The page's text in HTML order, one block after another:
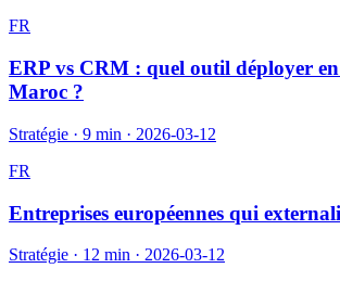
FR
ERP vs CRM : quel outil déployer
Maroc ?
Stratégie · 9 min · 2026-03-12
FR
Entreprises européennes qui
Stratégie · 12 min · 2026-03-12